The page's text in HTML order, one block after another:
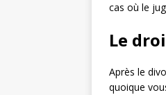
cas où le
Le
Après le
quoique